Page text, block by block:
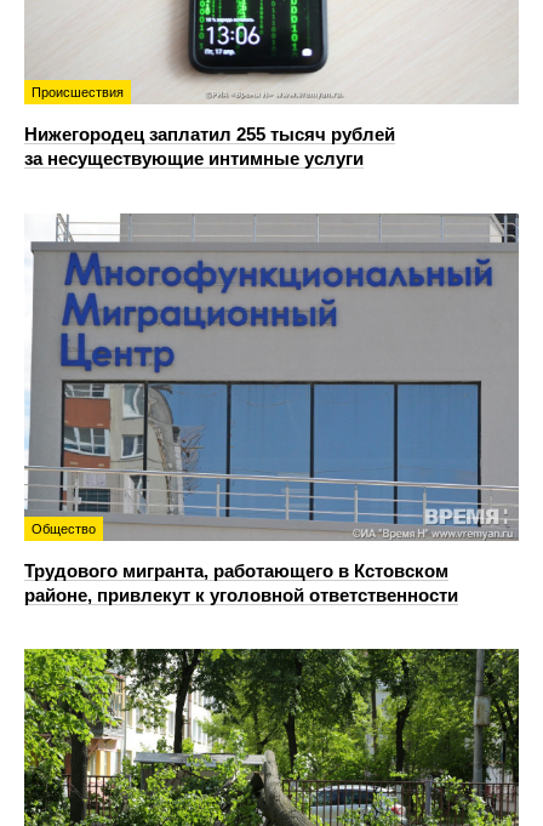
Происшествия
Нижегородец заплатил 255 тысяч рублей
за несуществующие интимные услуги
Общество
Трудового мигранта, работающего в Кстовском
районе, привлекут к уголовной ответственности